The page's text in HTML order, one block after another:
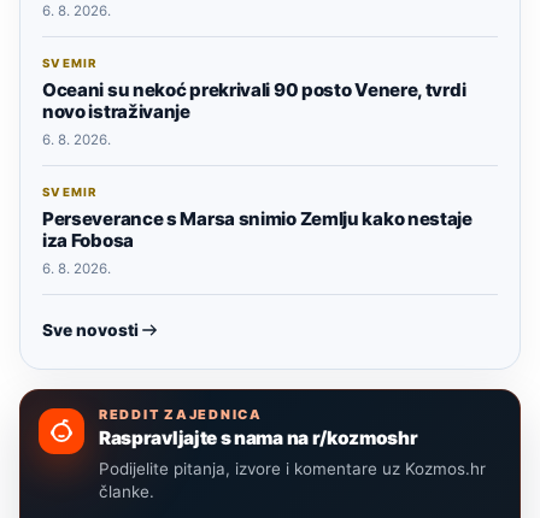
6. 8. 2026.
SVEMIR
Oceani su nekoć prekrivali 90 posto Venere, tvrdi
novo istraživanje
6. 8. 2026.
SVEMIR
Perseverance s Marsa snimio Zemlju kako nestaje
iza Fobosa
6. 8. 2026.
Sve novosti
REDDIT ZAJEDNICA
Raspravljajte s nama na r/kozmoshr
Podijelite pitanja, izvore i komentare uz Kozmos.hr
članke.